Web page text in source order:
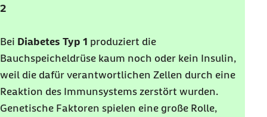
2
Bei Diabetes Typ 1 produziert die
Bauchspeicheldrüse kaum noch oder kein Insulin,
weil die dafür verantwortlichen Zellen durch eine
Reaktion des Immunsystems zerstört wurden.
Genetische Faktoren spielen eine große Rolle,